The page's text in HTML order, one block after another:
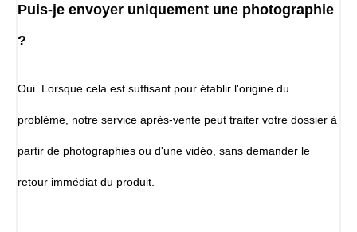
Puis-je envoyer uniquement une photographie
?
Oui. Lorsque cela est suffisant pour établir l'origine du
problème, notre service après-vente peut traiter votre dossier à
partir de photographies ou d'une vidéo, sans demander le
retour immédiat du produit.